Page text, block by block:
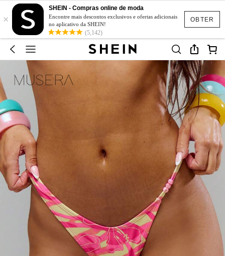
OBTER
×
SHEIN - Compras online de moda
Encontre mais descontos exclusivos e ofertas adicionais
no aplicativo da SHEIN!
(5,142)